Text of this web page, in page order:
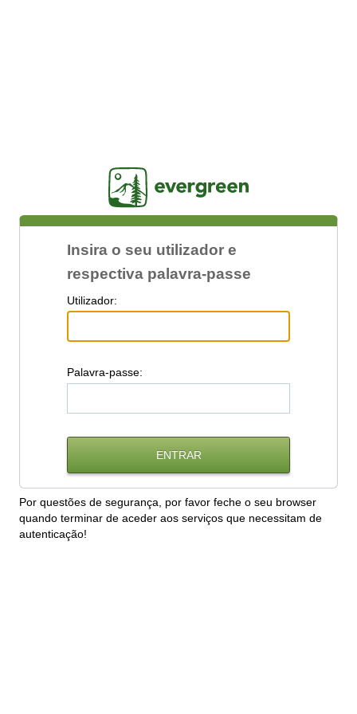
Insira o seu utilizador e
respectiva palavra-passe
Utilizador:
Palavra-passe:
Por questões de segurança, por favor feche o seu browser
quando terminar de aceder aos serviços que necessitam de
autenticação!